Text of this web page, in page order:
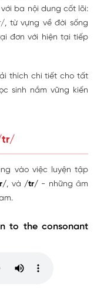
ba nội dung cốt lõi:
từ vựng về đời sống
đơn với hiện tại tiếp
thích chi tiết cho tất
sinh nắm vững kiến
tr/
vào việc luyện tập
, và /tr/ - những âm
to the consonant